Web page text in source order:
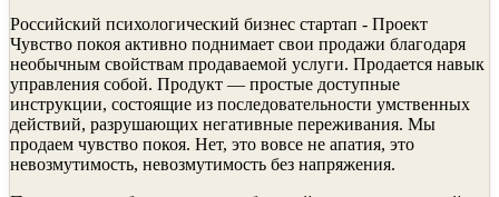
Российский психологический бизнес стартап - Проект
Чувство покоя активно поднимает свои продажи благодаря
необычным свойствам продаваемой услуги. Продается навык
управления собой. Продукт — простые доступные
инструкции, состоящие из последовательности умственных
действий, разрушающих негативные переживания. Мы
продаем чувство покоя. Нет, это вовсе не апатия, это
невозмутимость, невозмутимость без напряжения.